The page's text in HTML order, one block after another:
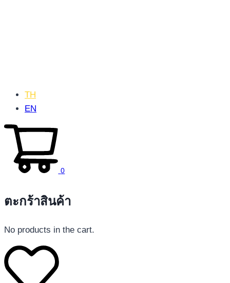
TH
EN
0
ตะกร้าสินค้า
No products in the cart.